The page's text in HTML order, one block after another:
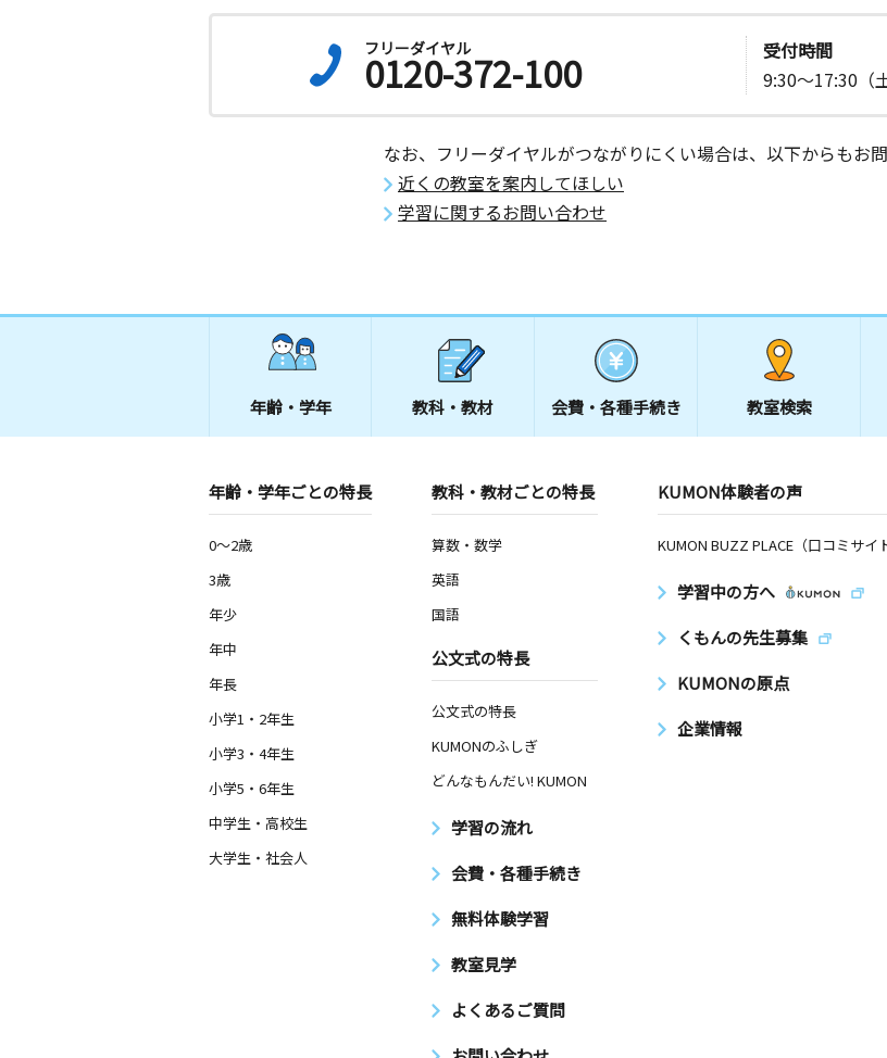
東八幡教室
火 水 木 金 土 日
2歳～高校生
東中原教室
水 木 金 土 日
0歳～高校生
神奈川県平塚市東中原２丁目２－３５ グランド
神奈川県平塚市八重咲町１５－２０ ２階
古花水橋交差点前教室
神奈川県平塚市平塚５丁目２５－１１ ＴＮビル
金
神奈川県平塚市代官町１０－１４ ネオシティ湘
夕陽ヶ丘教室
金 土 日
神奈川県平塚市夕陽ケ丘１１－１４
金 土 日
神奈川県平塚市四之宮３－９－３、２階
港小学校前教室
金 土 日
神奈川県平塚市夕陽ケ丘５３－５ 夕陽ケ丘ハイ
フリーダイヤル
0120-372-100
受付時間
9:30～17:30（
なお、フリーダイヤルがつながりにくい場合は、以下からもお
近くの教室を案内してほしい
学習に関するお問い合わせ
年齢・学年 教科・教材 会費・ 各種手続き 教室検索
年齢・学年ごとの特長
0～2歳
3歳
年少
年中
年長
小学1・2年生
小学3・4年生
小学5・6年生
中学生・高校生
大学生・社会人
教科・教材ごとの特長
算数・数学
英語
国語
公文式の特長
公文式の特長
KUMONのふしぎ
どんなもんだい! KUMON
学習の流れ
会費・各種手続き
無料体験学習
教室見学
よくあるご質問
KUMON体験者の声
KUMON BUZZ PLACE（口コミサイト
学習中の方へ
くもんの先生募集
KUMONの原点
企業情報